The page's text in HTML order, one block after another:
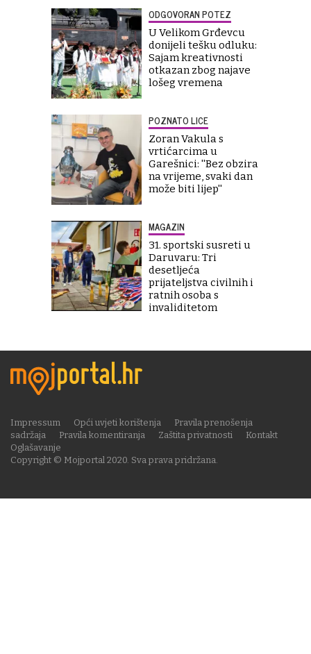
ODGOVORAN POTEZ
U Velikom Grđevcu
donijeli tešku odluku:
Sajam kreativnosti
otkazan zbog najave
lošeg vremena
POZNATO LICE
Zoran Vakula s
vrtićarcima u
Garešnici: ''Bez obzira
na vrijeme, svaki dan
može biti lijep''
MAGAZIN
31. sportski susreti u
Daruvaru: Tri
desetljeća
prijateljstva civilnih i
ratnih osoba s
invaliditetom
Copyright © Mojportal 2020. Sva prava pridržana.
Impressum Opći uvjeti korištenja
Pravila prenošenja
sadržaja
Pravila komentiranja Zaštita privatnosti
Kontakt
Oglašavanje